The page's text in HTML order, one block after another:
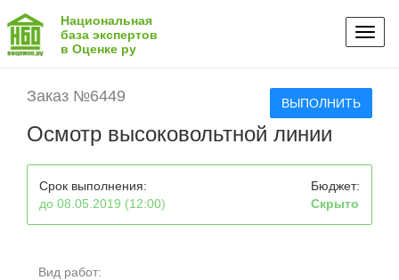
Национальная
база экспертов
в Оценке ру
Заказ №6449 ВЫПОЛНИТЬ
Осмотр высоковольтной линии
Срок выполнения:
до 08.05.2019 (12:00)
Бюджет:
Скрыто
Вид работ: